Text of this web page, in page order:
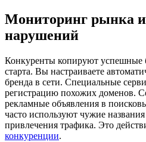
Мониторинг рынка
нарушений
Конкуренты копируют успешные
старта. Вы настраиваете
бренда в сети. Специальные
регистрацию похожих доменов.
рекламные объявления в
часто используют чужие названия
привлечения трафика. Это
конкуренции.